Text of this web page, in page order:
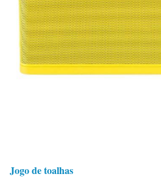
Jogo de toalhas